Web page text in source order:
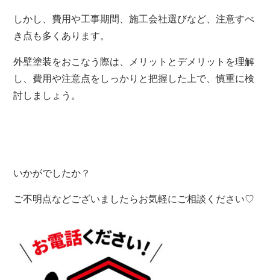
しかし、費用や工事期間、施工会社選びなど、注意すべ
き点も多くあります。
外壁塗装をおこなう際は、メリットとデメリットを理解
し、費用や注意点をしっかりと把握した上で、慎重に検
討しましょう。
いかがでしたか？
ご不明点などございましたらお気軽にご相談ください♡